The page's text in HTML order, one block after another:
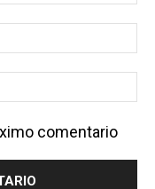
comentario